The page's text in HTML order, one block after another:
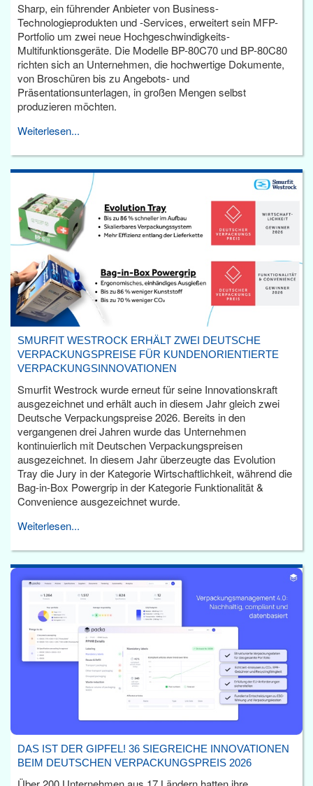
Sharp, ein führender Anbieter von Business-
Technologieprodukten und -Services, erweitert sein MFP-
Portfolio um zwei neue Hochgeschwindigkeits-
Multifunktionsgeräte. Die Modelle BP-80C70 und BP-80C80
richten sich an Unternehmen, die hochwertige Dokumente,
von Broschüren bis zu Angebots- und
Präsentationsunterlagen, in großen Mengen selbst
produzieren möchten.
Weiterlesen...
SMURFIT WESTROCK ERHÄLT ZWEI DEUTSCHE
VERPACKUNGSPREISE FÜR KUNDENORIENTIERTE
VERPACKUNGSINNOVATIONEN
Smurfit Westrock wurde erneut für seine Innovationskraft
ausgezeichnet und erhält auch in diesem Jahr gleich zwei
Deutsche Verpackungspreise 2026. Bereits in den
vergangenen drei Jahren wurde das Unternehmen
kontinuierlich mit Deutschen Verpackungspreisen
ausgezeichnet. In diesem Jahr überzeugte das Evolution
Tray die Jury in der Kategorie Wirtschaftlichkeit, während die
Bag-in-Box Powergrip in der Kategorie Funktionalität &
Convenience ausgezeichnet wurde.
Weiterlesen...
DAS IST DER GIPFEL! 36 SIEGREICHE INNOVATIONEN
BEIM DEUTSCHEN VERPACKUNGSPREIS 2026